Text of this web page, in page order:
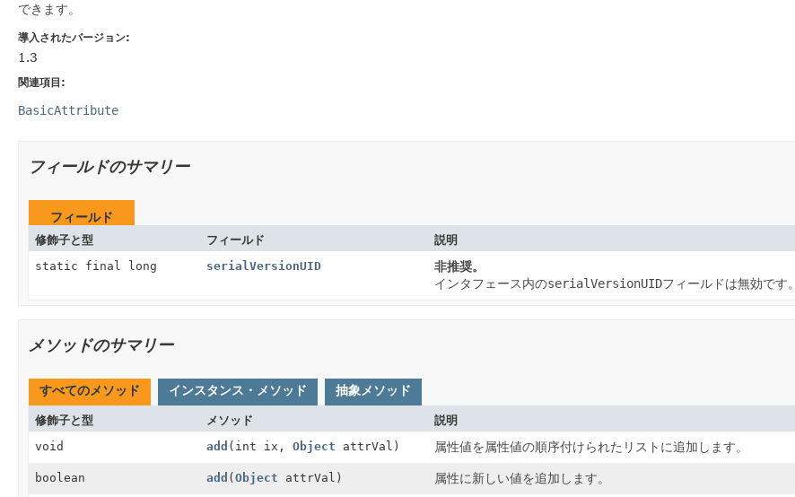
できます。
導入されたバージョン:
1.3
関連項目:
BasicAttribute
フィールドのサマリー
フィールド
修飾子と型 フィールド
説明
static final long
serialVersionUID
非推奨。
インタフェース内のserialVersionUIDフィールドは無効です。
メソッドのサマリー
すべてのメソッド インスタンス・メソッド 抽象メソッド
修飾子と型 メソッド
説明
void
add (int ix, Object attrVal) 属性値を属性値の順序付けられたリストに追加します。
boolean add (Object attrVal) 属性に新しい値を追加します。